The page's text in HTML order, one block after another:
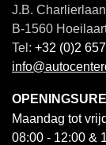
J.B.
B-1560
Tel: +32 (0)2
Maandag tot
08:00 - 12:00 &